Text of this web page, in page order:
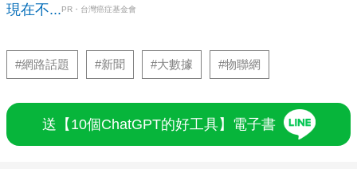
現在不...PR・台灣癌症基金會
#網路話題 #新聞 #大數據 #物聯網
送【10個ChatGPT的好工具】電子書